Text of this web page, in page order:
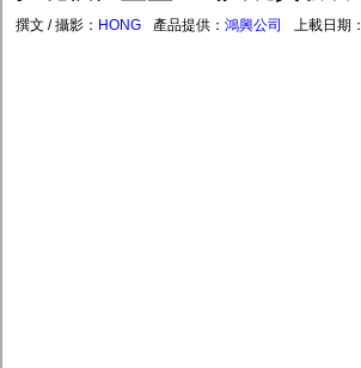
撰文 / 攝影： HONG 產品提供： 鴻興公司 上載日期：